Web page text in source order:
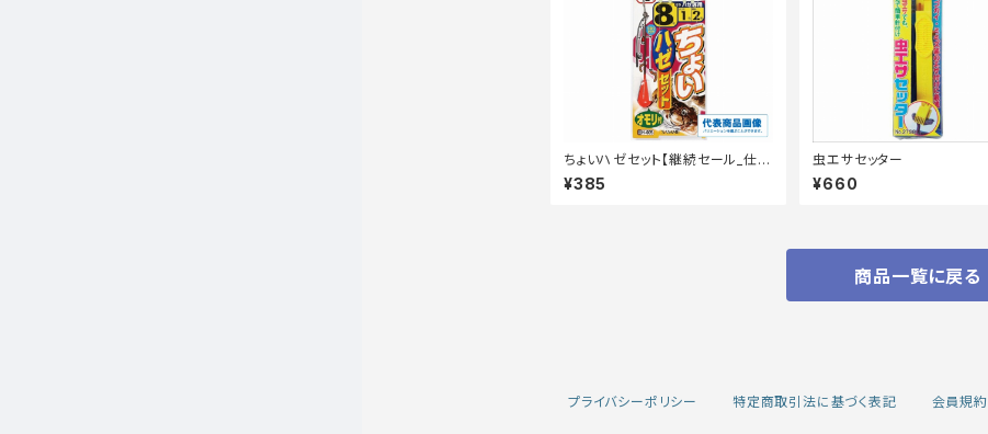
ちょいハゼセット【継続セール_仕
掛】
¥385
虫エサセッター
¥660
商品一覧に戻る
プライバシーポリシー 特定商取引法に基づく表記 会員規約